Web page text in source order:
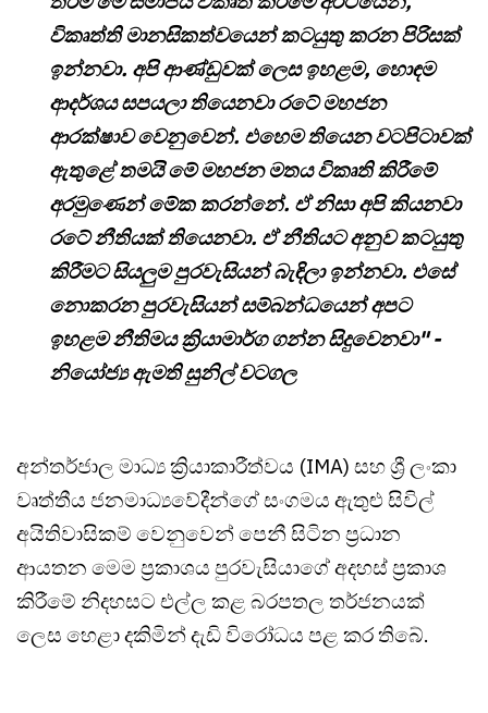
විකෘත්ති මානසිකත්වයෙන් කටයුතු කරන පිරිසක්
ඉන්නවා. අපි ආණ්ඩුවක් ලෙස ඉහළම, හොඳම
ආදර්ශය සපයලා තියෙනවා රටේ මහජන
ආරක්ෂාව වෙනුවෙන්. එහෙම තියෙන වටපිටාවක්
ඇතුළේ තමයි මේ මහජන මතය විකෘති කිරීමේ
අරමුණෙන් මේක කරන්නේ. ඒ නිසා අපි කියනවා
රටේ නීතියක් තියෙනවා. ඒ නීතියට අනුව කටයුතු
කිරීමට සියලුම පුරවැසියන් බැඳිලා ඉන්නවා. එසේ
නොකරන පුරවැසියන් සම්බන්ධයෙන් අපට
ඉහළම නීතිමය ක්‍රියාමාර්ග ගන්න සිදුවෙනවා" -
නියෝජ්‍ය ඇමති සුනිල් වටගල
අන්තර්ජාල මාධ්‍ය ක්‍රියාකාරීත්වය (IMA) සහ ශ්‍රී ලංකා
වෘත්තීය ජනමාධ්‍යවේදීන්ගේ සංගමය ඇතුළු සිවිල්
අයිතිවාසිකම් වෙනුවෙන් පෙනී සිටින ප්‍රධාන
ආයතන මෙම ප්‍රකාශය පුරවැසියාගේ අදහස් ප්‍රකාශ
කිරීමේ නිදහසට එල්ල කළ බරපතල තර්ජනයක්
ලෙස හෙළා දකිමින් දැඩි විරෝධය පළ කර තිබේ.